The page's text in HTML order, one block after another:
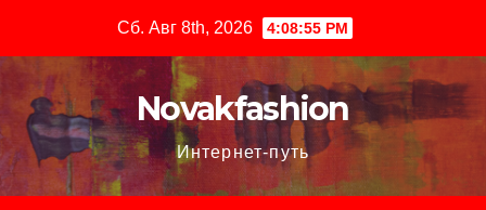
содержимому
Сб. Авг 8th, 2026 4:08:56 PM
Novakfashion
Интернет-путь